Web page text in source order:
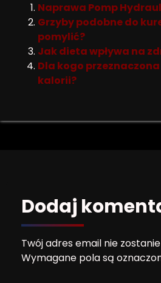
Naprawa Pomp
Grzyby podobne do
pomylić?
Jak dieta wpływa na
Dla kogo
kalorii?
Dodaj
Twój adres email nie
Wymagane pola są